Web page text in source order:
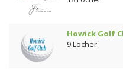
Howick Golf
9 Löcher